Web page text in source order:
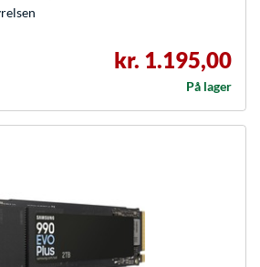
kr. 1.195,00
På lager